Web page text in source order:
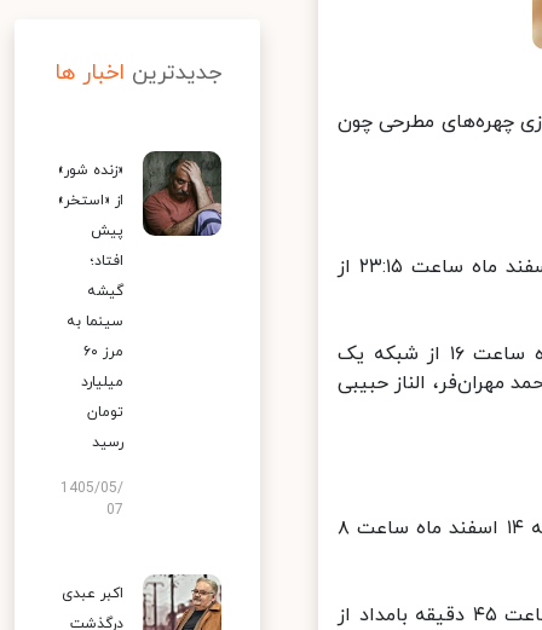
چهره‌های مطرحی چون
فیلم سینمایی جدید «همراه» به کارگردانی «یورک شکلتن»، پنج‌شنبه ۱۴ اسفند ماه ساعت ۲۳:۱۵ از
فیلم سینمایی «زاپاس» به کارگردانی «برزو نیک‌نژاد»، جمعه ۱۵ اسفند ماه ساعت ۱۶ از شبکه یک
فر، الناز حبیبی
انیمیشن سینمایی «نیک و نیکو» به کارگردانی «الکس استادرمن»، پنج‌شنبه ۱۴ اسفند ماه ساعت ‌۸
فیلم تلویزیونی «افرا» به کارگردانی «شهرام باباپور»، جمعه ۱۵ اسفند ماه ساعت ۴۵ دقیقه بامداد از
جدیدترین اخبار ها
«زنده شور»
از «استخر»
پیش
افتاد؛
گیشه
سینما به
مرز ۶۰
میلیارد
تومان
رسید
1405/05/
07
اکبر عبدی
درگذشت